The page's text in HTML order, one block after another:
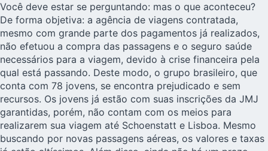
Você deve estar se perguntando: mas o que aconteceu?
De forma objetiva: a agência de viagens contratada,
mesmo com grande parte dos pagamentos já realizados,
não efetuou a compra das passagens e o seguro saúde
necessários para a viagem, devido à crise financeira pela
qual está passando. Deste modo, o grupo brasileiro, que
conta com 78 jovens, se encontra prejudicado e sem
recursos. Os jovens já estão com suas inscrições da JMJ
garantidas, porém, não contam com os meios para
realizarem sua viagem até Schoenstatt e Lisboa. Mesmo
buscando por novas passagens aéreas, os valores e taxas